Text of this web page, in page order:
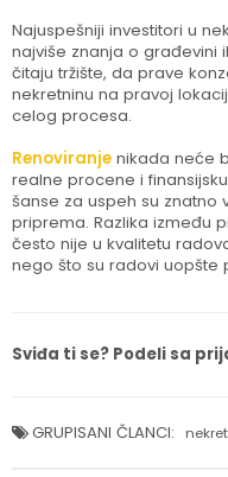
Najuspešniji investitori u
najviše znanja o građevini
čitaju tržište, da prave
nekretninu na pravoj
celog procesa.
Renoviranje nikada neće
realne procene i
šanse za uspeh su znatno
priprema. Razlika između
često nije u kvalitetu
nego što su radovi uopšte
Sviđa ti se? Podeli sa
GRUPISANI ČLANCI: